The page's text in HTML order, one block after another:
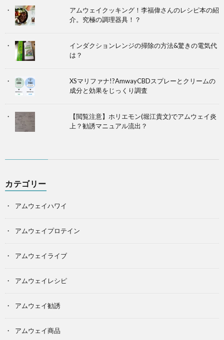
アムウェイクッキング！李福偉さんのレシピ本の紹
介。究極の調理器具！？
インダクションレンジの掃除の方法&驚きの電気代
は？
XSマリファナ!?AmwayCBDスプレーとクリームの
成分と効果をじっくり調査
【閲覧注意】ホリエモン(堀江貴文)でアムウェイ炎
上？勧誘マニュアル流出？
カテゴリー
アムウェイハワイ
アムウェイプロテイン
アムウェイライブ
アムウェイレシピ
アムウェイ勧誘
アムウェイ商品